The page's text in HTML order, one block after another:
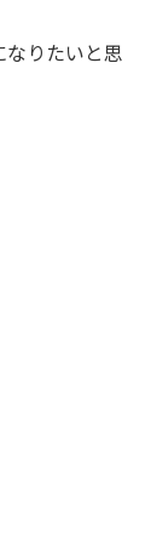
りたいと思